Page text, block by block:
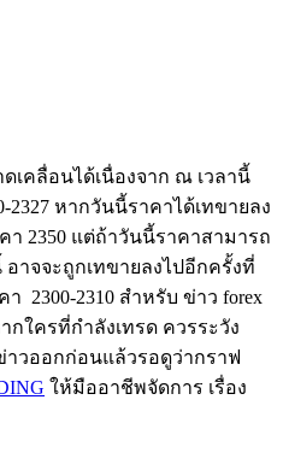
เคลื่อนได้เนื่องจาก ณ เวลานี้
หากวันนี้ราคาได้เทขายลง
2350 แต่ถ้าวันนี้ราคาสามารถ
าจจะถูกเทขายลงไปอีกครั้งที่
2300-2310 สำหรับ ข่าว forex
กใครที่กำลังเทรด ควรระวัง
วออกก่อนแล้วรอดูว่ากราฟ
ให้มืออาชีพจัดการ เรื่อง